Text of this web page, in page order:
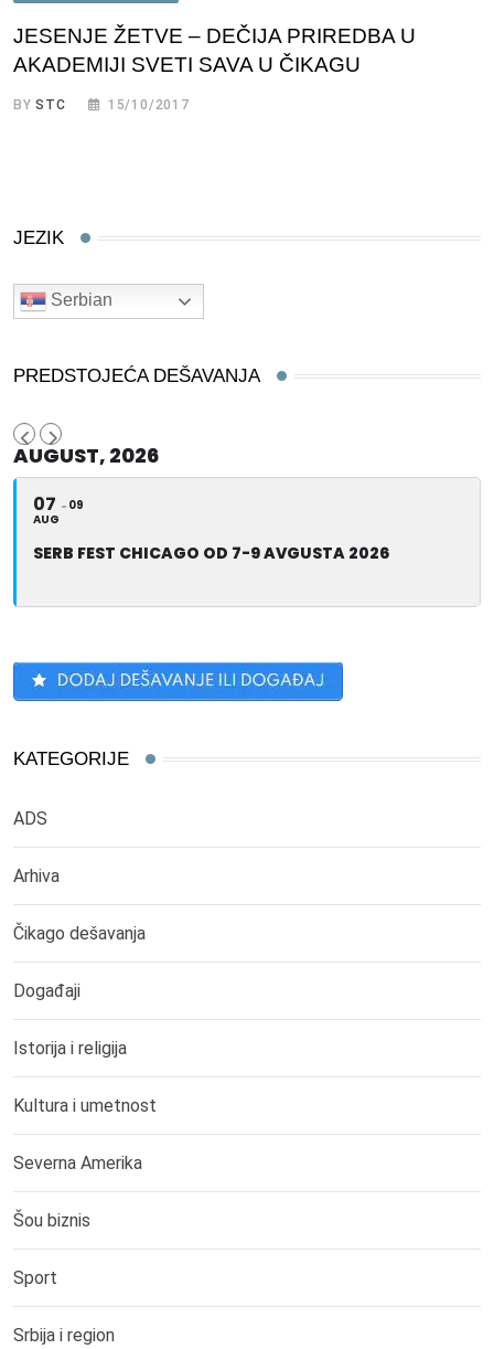
JESENJE ŽETVE – DEČIJA PRIREDBA U
AKADEMIJI SVETI SAVA U ČIKAGU
BYSTC 15/10/2017
JEZIK
Serbian
PREDSTOJEĆA DEŠAVANJA
AUGUST, 2026
07
AUG
09
SERB FEST CHICAGO OD 7-9 AVGUSTA 2026
KATEGORIJE
ADS
Arhiva
Čikago dešavanja
Događaji
Istorija i religija
Kultura i umetnost
Severna Amerika
Šou biznis
Sport
Srbija i region